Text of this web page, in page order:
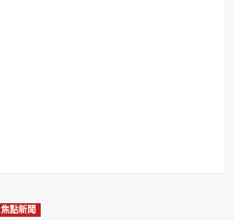
焦點新聞